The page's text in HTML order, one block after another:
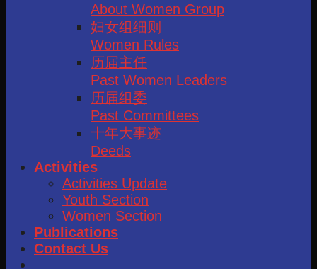
About Women Group
妇女组细则
Women Rules
历届主任
Past Women Leaders
历届组委
Past Committees
十年大事迹
Deeds
Activities
Activities Update
Youth Section
Women Section
Publications
Contact Us